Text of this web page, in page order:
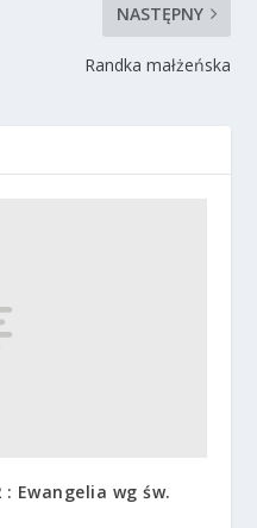
NASTĘPNY
Randka małżeńska
Ewangelia wg św.